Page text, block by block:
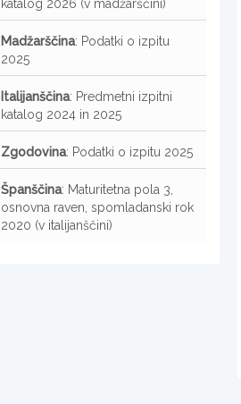
katalog 2026 (v madžarščini)
Madžarščina: Podatki o izpitu
2025
Italijanščina: Predmetni izpitni
katalog 2024 in 2025
Zgodovina: Podatki o izpitu 2025
Španščina: Maturitetna pola 3,
osnovna raven, spomladanski rok
2020 (v italijanščini)